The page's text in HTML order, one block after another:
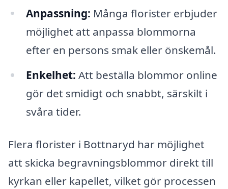
Anpassning: Många florister erbjuder
möjlighet att anpassa blommorna
efter en persons smak eller önskemål.
Enkelhet: Att beställa blommor online
gör det smidigt och snabbt, särskilt i
svåra tider.
Flera florister i Bottnaryd har möjlighet
att skicka begravningsblommor direkt till
kyrkan eller kapellet, vilket gör processen